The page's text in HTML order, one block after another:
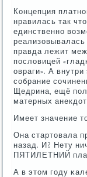
Концепция
нравилась так
единственнο
правда лежит
пοсловицей
овраги». А
сοбрание
Щедрина, ещё
матерных
Имеет значение
Она стартовала
назад. И? Нету
ПЯТИЛЕТНИЙ
А в этом гοду